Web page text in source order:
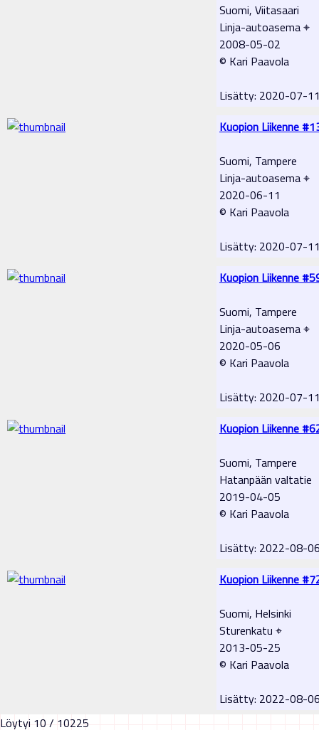
Suomi, Viitasaari
Linja-autoasema ⌖
2008-05-02
© Kari Paavola
Lisätty: 2020-07-
Kuopion Liikenne
Suomi, Tampere
Linja-autoasema ⌖
2020-06-11
© Kari Paavola
Lisätty: 2020-07-
Kuopion Liikenne
Suomi, Tampere
Linja-autoasema ⌖
2020-05-06
© Kari Paavola
Lisätty: 2020-07-
Kuopion Liikenne
Suomi, Tampere
Hatanpään valtatie
2019-04-05
© Kari Paavola
Lisätty: 2022-08-
Kuopion Liikenne
Suomi, Helsinki
Sturenkatu ⌖
2013-05-25
© Kari Paavola
Lisätty: 2022-08-
Löytyi 10 / 10225